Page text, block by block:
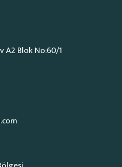
A2 Blok No:60/1